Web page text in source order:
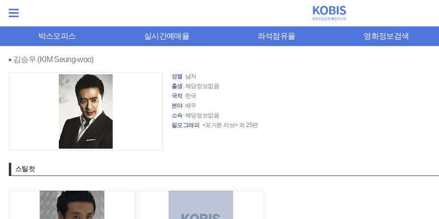
박스오피스 실시간예매율 좌석점유율 영화정보검색
김승우 (KIM Seung-woo)
성별 남자
출생 해당정보없음
국적 한국
분야 배우
소속 해당정보없음
필모그래피 <포가튼 러브> 외 25편
스틸컷